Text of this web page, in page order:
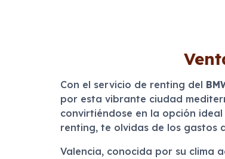
Con el servicio de renting del
por esta vibrante ciudad
convirtiéndose en la opción
renting, te olvidas de los gastos
Valencia, conocida por su clima